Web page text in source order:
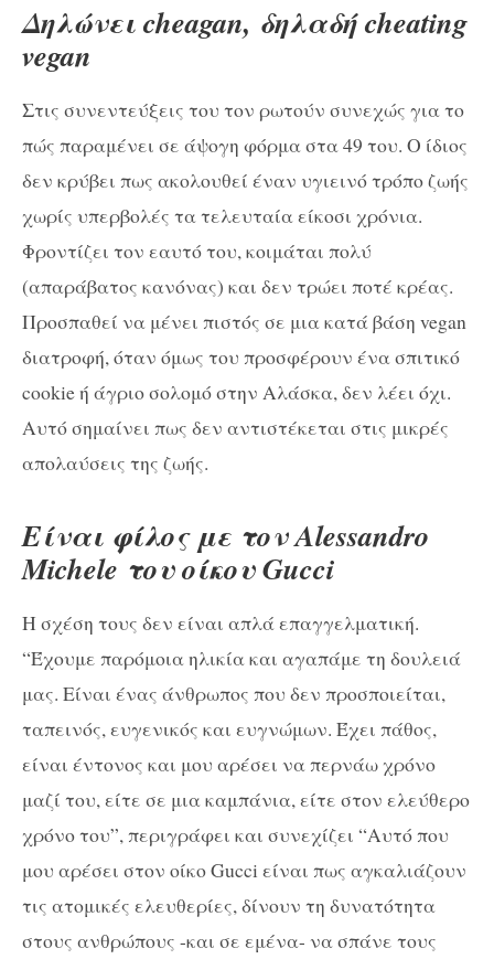
Δηλώνει cheagan, δηλαδή cheating
vegan
Στις συνεντεύξεις του τον ρωτούν συνεχώς για το
πώς παραμένει σε άψογη φόρμα στα 49 του. Ο ίδιος
δεν κρύβει πως ακολουθεί έναν υγιεινό τρόπο ζωής
χωρίς υπερβολές τα τελευταία είκοσι χρόνια.
Φροντίζει τον εαυτό του, κοιμάται πολύ
(απαράβατος κανόνας) και δεν τρώει ποτέ κρέας.
Προσπαθεί να μένει πιστός σε μια κατά βάση vegan
διατροφή, όταν όμως του προσφέρουν ένα σπιτικό
cookie ή άγριο σολομό στην Αλάσκα, δεν λέει όχι.
Αυτό σημαίνει πως δεν αντιστέκεται στις μικρές
απολαύσεις της ζωής.
Είναι φίλος με τον Alessandro
Michele του οίκου Gucci
Η σχέση τους δεν είναι απλά επαγγελματική.
“Έχουμε παρόμοια ηλικία και αγαπάμε τη δουλειά
μας. Είναι ένας άνθρωπος που δεν προσποιείται,
ταπεινός, ευγενικός και ευγνώμων. Έχει πάθος,
είναι έντονος και μου αρέσει να περνάω χρόνο
μαζί του, είτε σε μια καμπάνια, είτε στον ελεύθερο
χρόνο του”, περιγράφει και συνεχίζει “Αυτό που
μου αρέσει στον οίκο Gucci είναι πως αγκαλιάζουν
τις ατομικές ελευθερίες, δίνουν τη δυνατότητα
στους ανθρώπους -και σε εμένα- να σπάνε τους